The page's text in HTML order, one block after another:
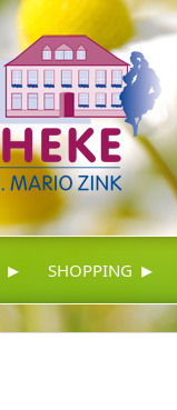
▸ SHOPPING ▸